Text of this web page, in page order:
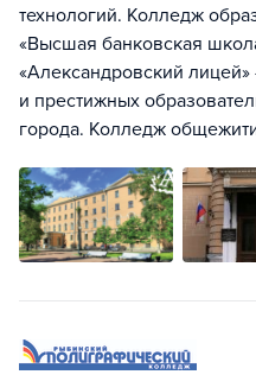
технологий. Колледж
«Высшая банковская
«Александровский
и престижных
города. Колледж